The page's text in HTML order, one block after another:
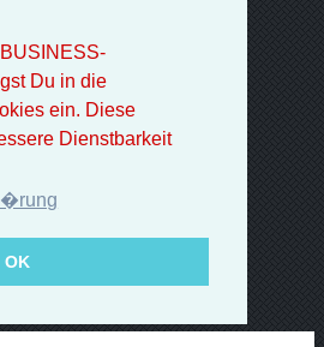
Du in die
ein. Diese
Dienstbarkeit
OK